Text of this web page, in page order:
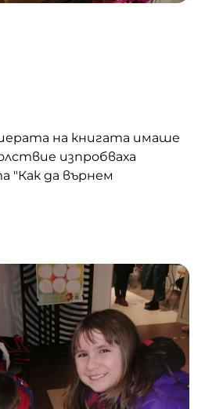
на книгата имаше
изпробваха
"Как да върнем